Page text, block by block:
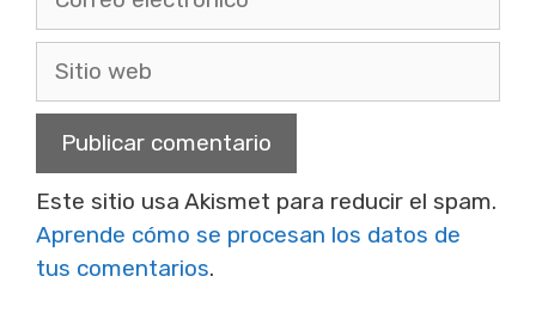
Sitio
Este sitio usa Akismet para reducir el spam.
Aprende cómo se procesan los datos de
tus comentarios.